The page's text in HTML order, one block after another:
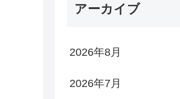
アーカイブ
2026年8月
2026年7月